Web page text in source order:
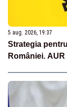
5 aug. 2026, 19:37
Strategia
României.